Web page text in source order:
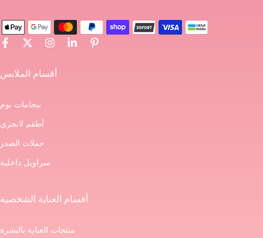
أقسام الملابس
بيجامات نوم
أطقم لانجري
حملات الصدر
سراويل داخلية
أقسام العناية الشخصية
منتجات العناية بالبشرة